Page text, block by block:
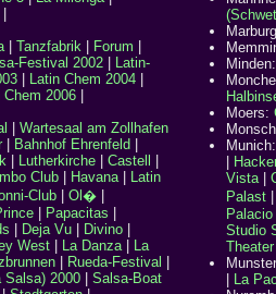
| Tanzfabrik Forum
Festival 2002
Latin-
Latin Chem 2004
Chem 2006
Wartesaal am Zollhafen
| Bahnhof Ehrenfeld
Lutherkirche Castell
Club Havana|
Latin
Club Ol�
Papacitas
Deja Vu Divino
West La Danza|
La
Rueda-Festival
Salsa) 2000
Salsa-Boat
Moers:
Munich
Vista|
Palast
Studio
Theater
La